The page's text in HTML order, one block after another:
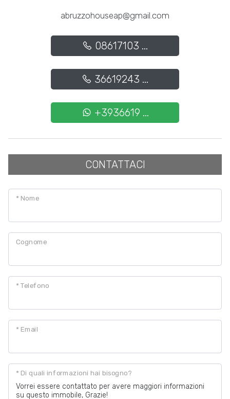
abruzzohouseap@gmail.com
08617103 ...
36619243 ...
+3936619 ...
CONTATTACI
* Nome
Cognome
* Telefono
* Email
* Di quali informazioni hai bisogno?
Balcone/Terrazzo
Nuova costruzione